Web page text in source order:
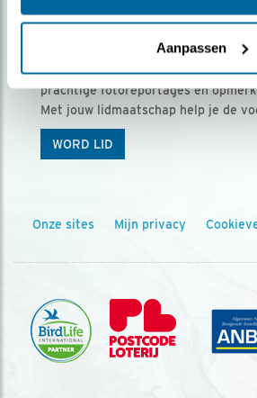
Aanpassen
Ontvang 5 x Vogels voor €
Vogels is het tijdschrift voor onze
prachtige fotoreportages en
Met jouw lidmaatschap help je de
WORD LID
Onze sites Mijn privacy